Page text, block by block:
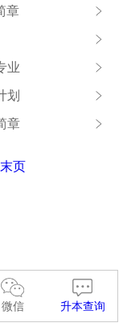
章
业
划
章
末页
微信 升本查询